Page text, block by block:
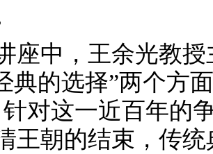
中，王余光教授
典的选择”两个方
对这一近百年的
王朝的结束，传